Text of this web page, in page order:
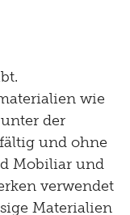
wie
der
und ohne
Mobiliar und
verwendet
Materialien